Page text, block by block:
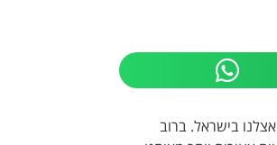
בישראל. ברוב